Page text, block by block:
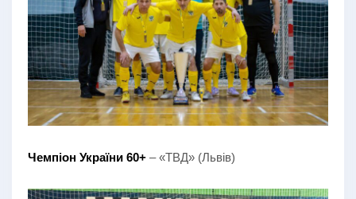
Чемпіон України 60+ – «ТВД» (Львів)